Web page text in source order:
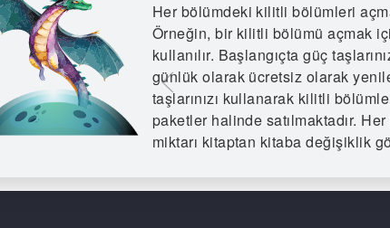
Her bölümdeki kilitli bölümleri
Örneğin, bir kilitli bölümü açmak
kullanılır. Başlangıçta güç
günlük olarak ücretsiz olarak
taşlarınızı kullanarak kilitli
paketler halinde satılmaktadır.
miktarı kitaptan kitaba değişiklik